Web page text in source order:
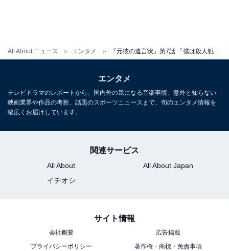
All About ニュース エンタメ
っとダークな感じになってるけど、最後は、ハッピーエ
ンドな終わり方だと信じています…」「〖何か〗はずっ
うに傍で見守りつつ、受け入れてくれそうな麗子さんに
託して行ったのかな。いずれは、篠田さんがその荷を下
ろせる時がくるように」など、篠田を気遣う声が上がっ
5月30日放送の第8話では、篠田の口から彼の過去が語ら
中、仕事の依頼をしてきた人物が死体で発見され――。
エンタメ
テレビドラマのレポートから、国内外の気になる音楽事情、意外と知らない
映画業界や作品の考察、話題のスポーツニュースまで、旬のエンタメ情報を
幅広くお届けしています。
関連サービス
All About
All About Japan
イチオシ
サイト情報
会社概要
広告掲載
プライバシーポリシー
著作権・商標・免責事項